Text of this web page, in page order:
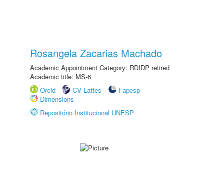
Rosangela Zacarias Machado
Academic Appointment Category: RDIDP retired
Academic title: MS-6
Orcid
CV Lattes
Fapesp
Dimensions
Repositório Institucional UNESP